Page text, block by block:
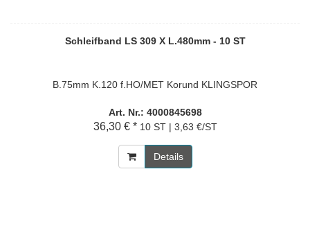
Schleifband LS 309 X L.480mm - 10 ST
B.75mm K.120 f.HO/MET Korund KLINGSPOR
Art. Nr.: 4000845698
36,30 € * 10 ST | 3,63 €/ST
Details